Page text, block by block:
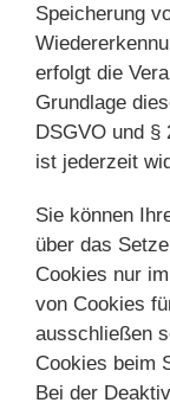
Speicherung
erfolgt die
Grundlage
DSGVO und §
ist jederzeit
Sie können
über das
Cookies nur
von Cookies
ausschließen
Cookies beim
Bei der